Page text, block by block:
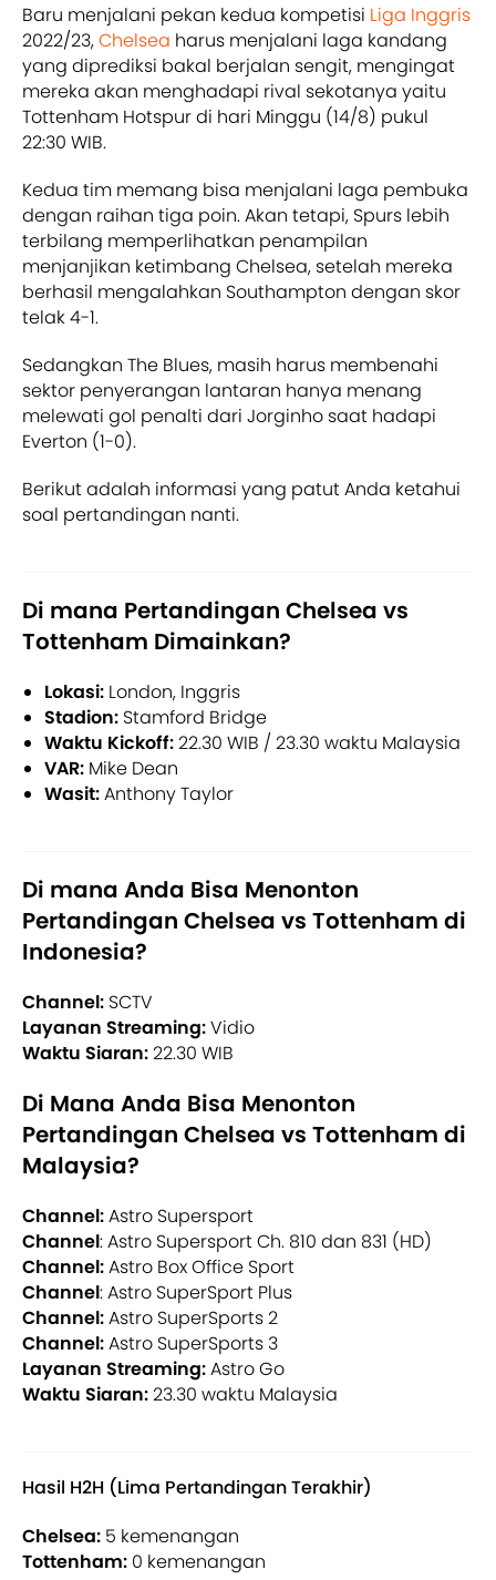
Baru menjalani pekan kedua kompetisi Liga Inggris
2022/23,Chelsea harus menjalani laga kandang
yang diprediksi bakal berjalan sengit, mengingat
mereka akan menghadapi rival sekotanya yaitu
Tottenham Hotspur di hari Minggu (14/8) pukul
22:30 WIB.
Kedua tim memang bisa menjalani laga pembuka
dengan raihan tiga poin. Akan tetapi, Spurs lebih
terbilang memperlihatkan penampilan
menjanjikan ketimbang Chelsea, setelah mereka
berhasil mengalahkan Southampton dengan skor
telak 4-1.
Sedangkan The Blues, masih harus membenahi
sektor penyerangan lantaran hanya menang
melewati gol penalti dari Jorginho saat hadapi
Everton (1-0).
Berikut adalah informasi yang patut Anda ketahui
soal pertandingan nanti.
Di mana Pertandingan Chelsea vs
Tottenham Dimainkan?
Lokasi: London, Inggris
Stadion: Stamford Bridge
Waktu Kickoff:22.30 WIB / 23.30 waktu Malaysia
VAR: Mike Dean
Wasit:Anthony Taylor
Di mana Anda Bisa Menonton
Pertandingan Chelsea vs Tottenham di
Indonesia?
Channel: SCTV
Layanan Streaming:Vidio
Waktu Siaran:22.30 WIB
Di Mana Anda Bisa Menonton
Pertandingan Chelsea vs Tottenham di
Malaysia?
Channel:Astro Supersport
Channel: Astro Supersport Ch. 810 dan 831 (HD)
Channel:Astro Box Office Sport
Channel: Astro SuperSport Plus
Channel:Astro SuperSports 2
Channel:Astro SuperSports 3
Layanan Streaming:Astro Go
Waktu Siaran:23.30 waktu Malaysia
Hasil H2H (Lima Pertandingan Terakhir)
Chelsea: 5 kemenangan
Tottenham: 0 kemenangan